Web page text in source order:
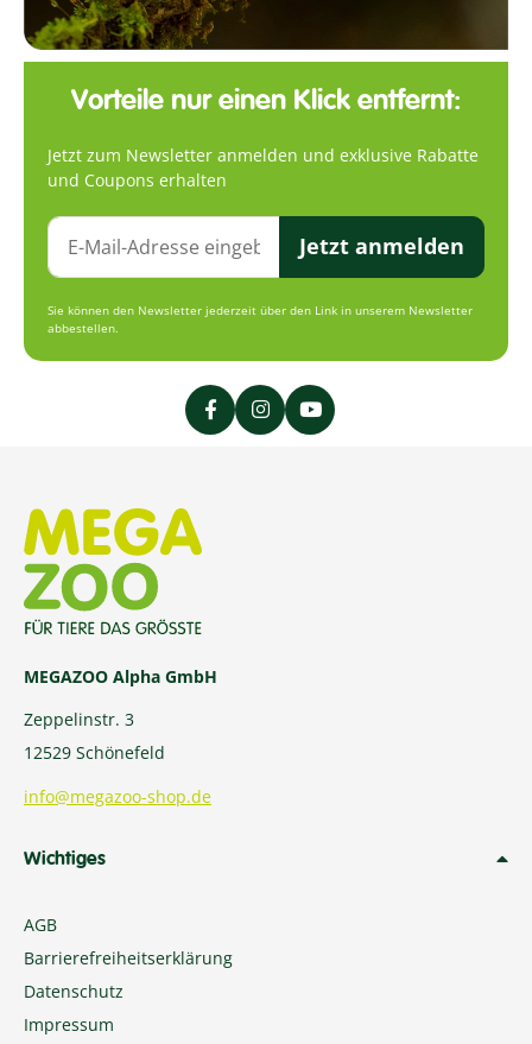
Vorteile nur einen Klick entfernt:
Jetzt zum Newsletter anmelden und exklusive Rabatte
und Coupons erhalten
Jetzt anmelden
Sie können den Newsletter jederzeit über den Link in unserem Newsletter
abbestellen.
MEGAZOO Alpha GmbH
Zeppelinstr. 3
12529 Schönefeld
info@megazoo-shop.de
Wichtiges
AGB
Barrierefreiheitserklärung
Datenschutz
Impressum